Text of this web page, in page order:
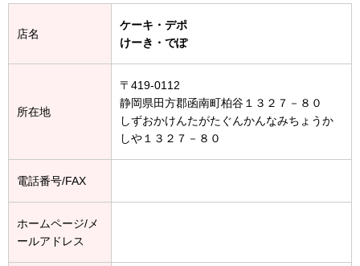
店名
ケーキ・デポ
けーき・でぽ
所在地
〒419-0112
静岡県田方郡函南町柏谷１３２７－８０
しずおかけんたがたぐんかんなみちょうか
しや１３２７－８０
電話番号/FAX
ホームページ/メ
ールアドレス